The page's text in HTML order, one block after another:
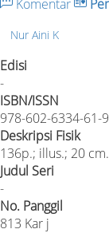
Komentar
Nur Aini K
Edisi
-
ISBN/ISSN
978-602-6334-61-9
Deskripsi Fisik
136p.; illus.; 20 cm.
Judul Seri
-
No. Panggil
813 Kar j